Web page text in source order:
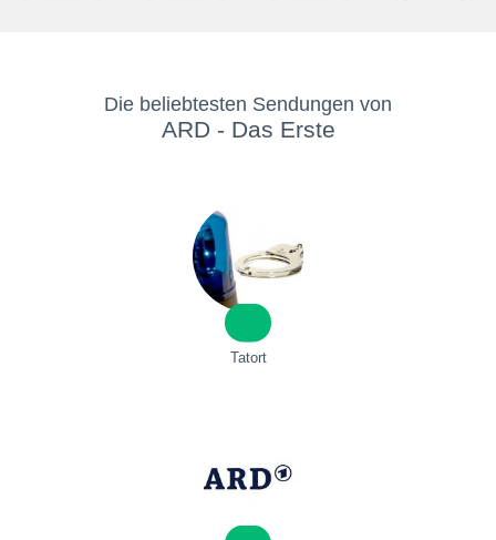
Die beliebtesten Sendungen von
ARD - Das Erste
Tatort